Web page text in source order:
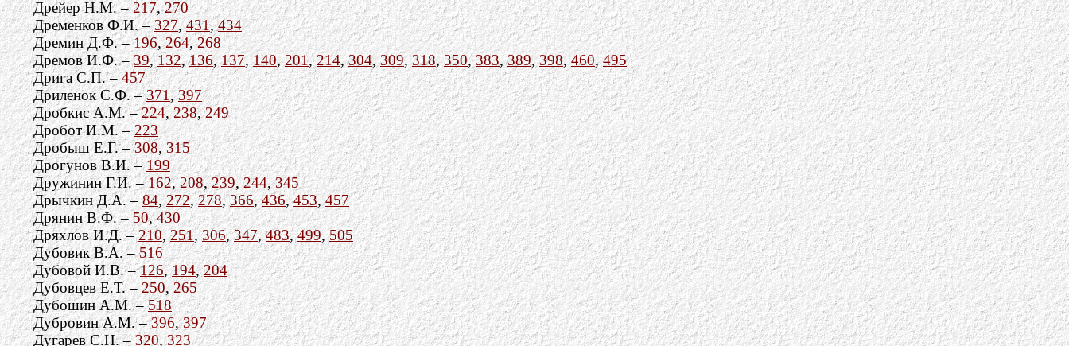
Дрейер Н.М. –217,270
Дременков Ф.И. –327,431,434
Дремин Д.Ф. –196,264,268
Дремов И.Ф. –39,132,136,137,140,201,214,304,309,318,350,383,389,398,460,495
Дрига С.П. –457
Дриленок С.Ф. –371,397
Дробкис А.М. –224,238,249
Дробот И.М. –223
Дробыш Е.Г. –308,315
Дрогунов В.И. –199
Дружинин Г.И. –162,208,239,244,345
Дрычкин Д.А. –84,272,278,366,436,453,457
Дрянин В.Ф. –50,430
Дряхлов И.Д. –210,251,306,347,483,499,505
Дубовик В.А. –516
Дубовой И.В. –126,194,204
Дубовцев Е.Т. –250,265
Дубошин А.М. –518
Дубровин А.М. –396,397
Дугарев С.Н. –320,323